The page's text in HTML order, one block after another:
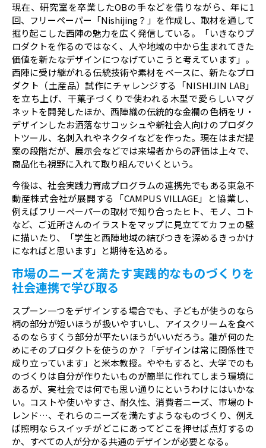
現在、研究室を卒業したOBの手などを借りながら、年に1
回、フリーペーパー「Nishijing？」を作成し、取材を通して
掘り起こした西陣の魅力を広く発信している。「いきなりプ
ロダクトを作るのではなく、人や地域の中から生まれてきた
価値を新たなデザインにつなげていこうと考えています」。
西陣に受け継がれる伝統技術や素材をベースに、新たなプロ
ダクト（土産品）試作にチャレンジする「NISHIJIN LAB」
を立ち上げ、干菓子づくりで使われる木型で愛らしいマグ
ネットを開発したほか、西陣織の伝統的な金襴の色柄をリ・
デザインしたお洒落なサコッシュや新社会人向けのプロダク
トツール、名刺入れやネクタイなどを作った。現在はまだ提
案の段階だが、展示会などでは来場者からの評価は上々で、
商品化も視野に入れて取り組んでいくという。
今後は、社会実践力育成プログラムの連携先でもある東急不
動産株式会社が展開する「CAMPUS VILLAGE」と協業し、
例えばフリーペーパーの取材で知り合ったヒト、モノ、コト
など、ご近所さんのイラストをマップに見立ててカフェの壁
に描いたり、「学生と西陣地域の結びつきを深めるきっかけ
になればと思います」と期待を込める。
市場のニーズを満たす実践的なものづくりを
社会連携で学び取る
スプーン一つをデザインする場合でも、子どもが使うのなら
柄の部分が短いほうが扱いやすいし、アイスクリームを食べ
るのならすくう部分が平たいほうがいいだろう。誰が何のた
めにそのプロダクトを使うのか？「デザインは常に関係性で
成り立っています」と米本教授。ややもすると、大学でのも
のづくりは自分が作りたいものが簡単に作れてしまう環境に
あるが、実社会では何でも思い通りにというわけにはいかな
い。コストや使いやすさ、耐久性、消費者ニーズ、市場のト
レンド…、それらのニーズを満たすようなものづくり、例え
ば照明ならスイッチがどこにあってどこを押せば点灯するの
か、すべての人が分かる共通のデザインが必要となる。